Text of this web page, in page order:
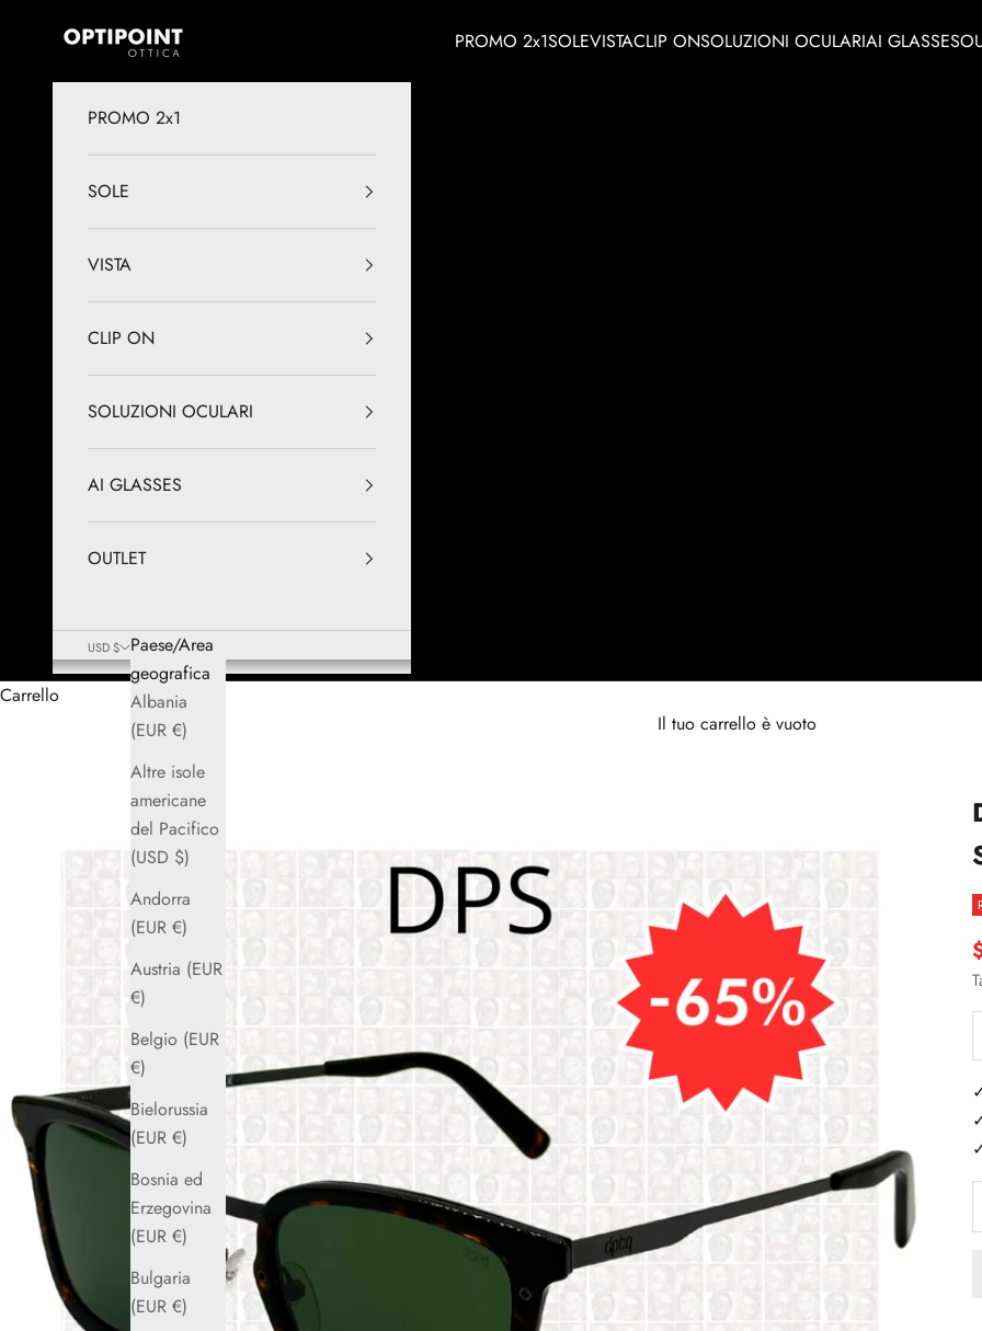
Optipoint - Lux S.r.l.
PROMO 2x1SOLEVISTACLIP ONSOLUZIONI OCULARIAI GLASSES
PROMO 2x1
SOLE
VISTA
CLIP ON
SOLUZIONI OCULARI
AI GLASSES
OUTLET
USD $
Paese/Area
geografica
Albania
(EUR €)
Altre isole
americane
del Pacifico
(USD $)
Andorra
(EUR €)
Austria (EUR
€)
Belgio (EUR
€)
Bielorussia
(EUR €)
Bosnia ed
Erzegovina
(EUR €)
Bulgaria
(EUR €)
Carrello
Il tuo carrello è vuoto